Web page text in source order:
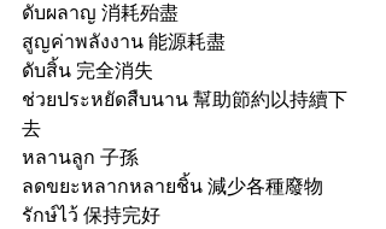
ดับผลาญ 消耗殆盡
สูญค่าพลังงาน 能源耗盡
ดับสิ้น 完全消失
ช่วยประหยัดสืบนาน 幫助節約以持續下
去
หลานลูก 子孫
ลดขยะหลากหลายชิ้น 減少各種廢物
รักษ์ไว้ 保持完好